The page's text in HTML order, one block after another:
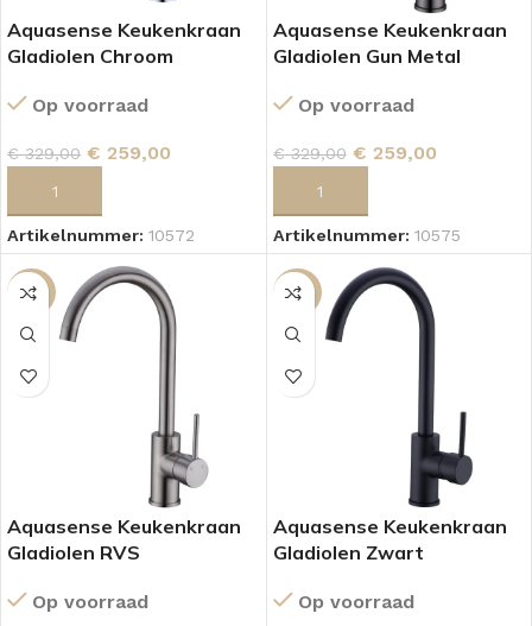
Aquasense Keukenkraan
Gladiolen Chroom
Op voorraad
€329,00 € 259,00
Artikelnummer: 10572
Aquasense Keukenkraan
Gladiolen Gun Metal
Op voorraad
€329,00 € 259,00
Artikelnummer: 10575
-21%
Aquasense Keukenkraan
Gladiolen RVS
Op voorraad
-21%
Aquasense Keukenkraan
Gladiolen Zwart
Op voorraad